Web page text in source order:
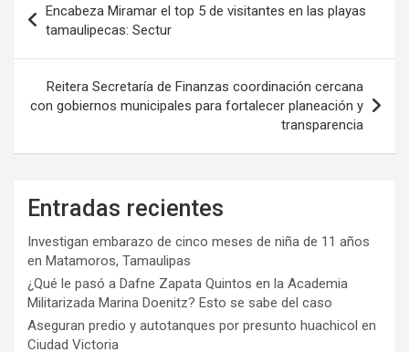
de
entradas
Encabeza Miramar el top 5 de visitantes en las playas
tamaulipecas: Sectur
Reitera Secretaría de Finanzas coordinación cercana
con gobiernos municipales para fortalecer planeación y
transparencia
Entradas recientes
Investigan embarazo de cinco meses de niña de 11 años
en Matamoros, Tamaulipas
¿Qué le pasó a Dafne Zapata Quintos en la Academia
Militarizada Marina Doenitz? Esto se sabe del caso
Aseguran predio y autotanques por presunto huachicol en
Ciudad Victoria